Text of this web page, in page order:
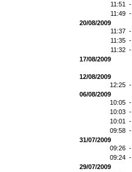
11:51 -
11:49 -
20/08/2009
11:37 -
11:35 -
11:32 -
17/08/2009
12/08/2009
12:25 -
06/08/2009
10:05 -
10:03 -
10:01 -
09:58 -
31/07/2009
09:26 -
09:24 -
29/07/2009